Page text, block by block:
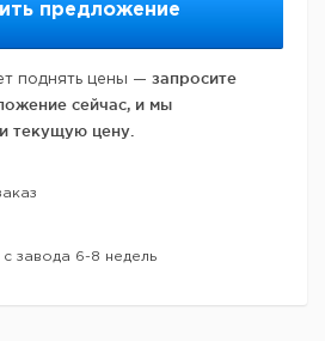
предложение
поднять цены — запросите
сейчас, и мы
текущую цену.
завода 6-8 недель